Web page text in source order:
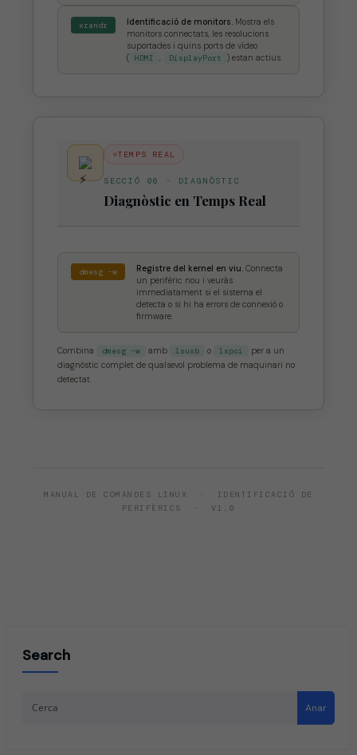
xrandr Identificació de monitors. Mostra els
monitors connectats, les resolucions
suportades i quins ports de vídeo
( HDMI , DisplayPort ) estan actius.
TEMPS REAL
SECCIÓ 06 · DIAGNÒSTIC
Diagnòstic en Temps Real
dmesg -w Registre del kernel en viu. Connecta
un perifèric nou i veuràs
immediatament si el sistema el
detecta o si hi ha errors de connexió o
firmware.
Combina dmesg -w amb lsusb o lspci
per a un
diagnòstic complet de qualsevol problema de maquinari no
detectat.
MANUAL DE COMANDES LINUX · IDENTIFICACIÓ DE
PERIFÈRICS · V1.0
Search
Anar